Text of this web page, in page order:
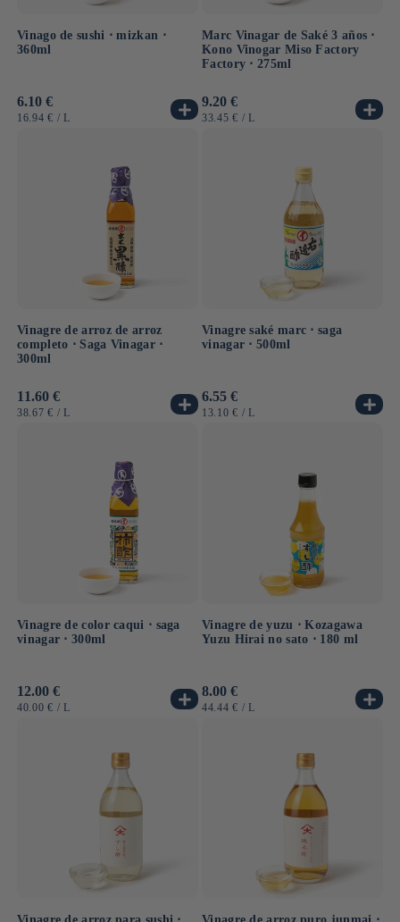
Vinago de sushi ⋅ mizkan ⋅
360ml
Precio
habitual
6.10 €
PRECIO
16.94 € / POR
L
Marc Vinagar de Saké 3 años ⋅
Kono Vinogar Miso Factory
Factory ⋅ 275ml
Precio
habitual
9.20 €
PRECIO
33.45 € / POR
L
Vinagre de arroz de arroz
completo ⋅ Saga Vinagar ⋅
300ml
Precio
habitual
11.60 €
PRECIO
38.67 € / POR
L
Vinagre saké marc ⋅ saga
vinagar ⋅ 500ml
Precio
habitual
6.55 €
PRECIO
13.10 € / POR
L
Vinagre de color caqui ⋅ saga
vinagar ⋅ 300ml
Precio
habitual
12.00 €
PRECIO
40.00 € / POR
L
Vinagre de yuzu ⋅ Kozagawa
Yuzu Hirai no sato ⋅ 180 ml
Precio
habitual
8.00 €
PRECIO
44.44 € / POR
L